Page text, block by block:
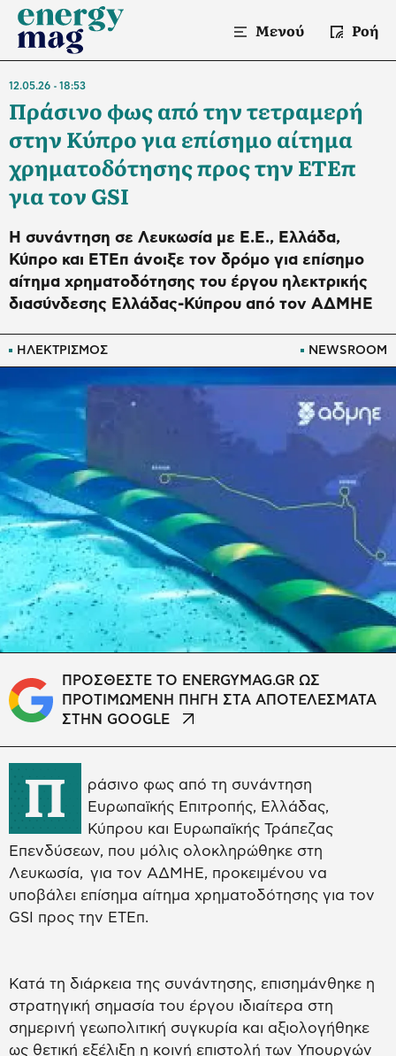
Μενού Ροή
ΗΛΕΚΤΡΙΣΜΟΣ NEWSROOM
12.05.26 18:53
Πράσινο φως από την τετραμερή
στην Κύπρο για επίσημο αίτημα
χρηματοδότησης προς την ΕΤΕπ
για τον GSI
Η συνάντηση σε Λευκωσία με Ε.Ε., Ελλάδα,
Κύπρο και ΕΤΕπ άνοιξε τον δρόμο για επίσημο
αίτημα χρηματοδότησης του έργου ηλεκτρικής
διασύνδεσης Ελλάδας-Κύπρου από τον ΑΔΜΗΕ
ΠΡΟΣΘΕΣΤΕ ΤΟ ENERGYMAG.GR ΩΣ
ΠΡΟΤΙΜΩΜΕΝΗ ΠΗΓΗ ΣΤΑ ΑΠΟΤΕΛΕΣΜΑΤΑ
ΣΤΗΝ GOOGLE
Π
ράσινο φως από τη συνάντηση
Ευρωπαϊκής Επιτροπής, Ελλάδας,
Κύπρου και Ευρωπαϊκής Τράπεζας
Επενδύσεων, που μόλις ολοκληρώθηκε στη
Λευκωσία, για τον ΑΔΜΗΕ, προκειμένου να
υποβάλει επίσημα αίτημα χρηματοδότησης για τον
GSI προς την ΕΤΕπ.
Κατά τη διάρκεια της συνάντησης, επισημάνθηκε η
στρατηγική σημασία του έργου ιδιαίτερα στη
σημερινή γεωπολιτική συγκυρία και αξιολογήθηκε
ως θετική εξέλιξη η κοινή επιστολή των Υπουργών